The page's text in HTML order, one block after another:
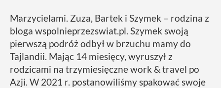
Marzycielami. Zuza, Bartek i Szymek – rodzina z
bloga wspolnieprzezswiat.pl. Szymek swoją
pierwszą podróż odbył w brzuchu mamy do
Tajlandii. Mając 14 miesięcy, wyruszył z
rodzicami na trzymiesięczne work & travel po
Azji. W 2021 r. postanowiliśmy spakować swoje